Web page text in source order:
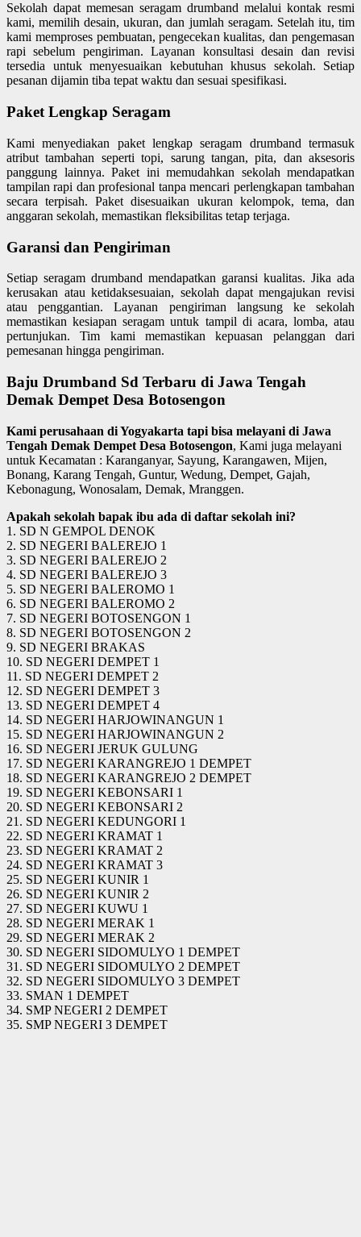
Sekolah dapat memesan seragam drumband melalui kontak resmi
kami, memilih desain, ukuran, dan jumlah seragam. Setelah itu, tim
kami memproses pembuatan, pengecekan kualitas, dan pengemasan
rapi sebelum pengiriman. Layanan konsultasi desain dan revisi
tersedia untuk menyesuaikan kebutuhan khusus sekolah. Setiap
pesanan dijamin tiba tepat waktu dan sesuai spesifikasi.
Paket Lengkap Seragam
Kami menyediakan paket lengkap seragam drumband termasuk
atribut tambahan seperti topi, sarung tangan, pita, dan aksesoris
panggung lainnya. Paket ini memudahkan sekolah mendapatkan
tampilan rapi dan profesional tanpa mencari perlengkapan tambahan
secara terpisah. Paket disesuaikan ukuran kelompok, tema, dan
anggaran sekolah, memastikan fleksibilitas tetap terjaga.
Garansi dan Pengiriman
Setiap seragam drumband mendapatkan garansi kualitas. Jika ada
kerusakan atau ketidaksesuaian, sekolah dapat mengajukan revisi
atau penggantian. Layanan pengiriman langsung ke sekolah
memastikan kesiapan seragam untuk tampil di acara, lomba, atau
pertunjukan. Tim kami memastikan kepuasan pelanggan dari
pemesanan hingga pengiriman.
Baju Drumband Sd Terbaru di Jawa Tengah
Demak Dempet Desa Botosengon
Kami perusahaan di Yogyakarta tapi bisa melayani di Jawa
Tengah Demak Dempet Desa Botosengon, Kami juga melayani
untuk Kecamatan : Karanganyar, Sayung, Karangawen, Mijen,
Bonang, Karang Tengah, Guntur, Wedung, Dempet, Gajah,
Kebonagung, Wonosalam, Demak, Mranggen.
Apakah sekolah bapak ibu ada di daftar sekolah ini?
1. SD N GEMPOL DENOK
2. SD NEGERI BALEREJO 1
3. SD NEGERI BALEREJO 2
4. SD NEGERI BALEREJO 3
5. SD NEGERI BALEROMO 1
6. SD NEGERI BALEROMO 2
7. SD NEGERI BOTOSENGON 1
8. SD NEGERI BOTOSENGON 2
9. SD NEGERI BRAKAS
10. SD NEGERI DEMPET 1
11. SD NEGERI DEMPET 2
12. SD NEGERI DEMPET 3
13. SD NEGERI DEMPET 4
14. SD NEGERI HARJOWINANGUN 1
15. SD NEGERI HARJOWINANGUN 2
16. SD NEGERI JERUK GULUNG
17. SD NEGERI KARANGREJO 1 DEMPET
18. SD NEGERI KARANGREJO 2 DEMPET
19. SD NEGERI KEBONSARI 1
20. SD NEGERI KEBONSARI 2
21. SD NEGERI KEDUNGORI 1
22. SD NEGERI KRAMAT 1
23. SD NEGERI KRAMAT 2
24. SD NEGERI KRAMAT 3
25. SD NEGERI KUNIR 1
26. SD NEGERI KUNIR 2
27. SD NEGERI KUWU 1
28. SD NEGERI MERAK 1
29. SD NEGERI MERAK 2
30. SD NEGERI SIDOMULYO 1 DEMPET
31. SD NEGERI SIDOMULYO 2 DEMPET
32. SD NEGERI SIDOMULYO 3 DEMPET
33. SMAN 1 DEMPET
34. SMP NEGERI 2 DEMPET
35. SMP NEGERI 3 DEMPET